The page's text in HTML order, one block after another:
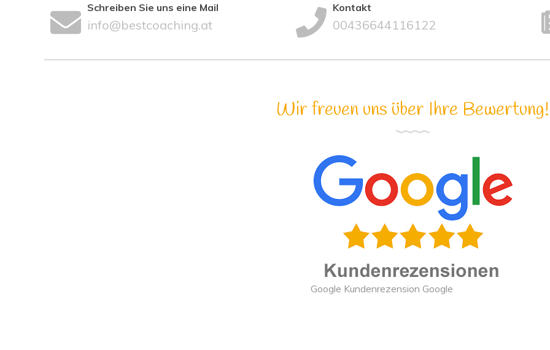
Schreiben Sie uns eine Mail
info@bestcoaching.at
Kontakt
00436644116122
Wir freuen uns über Ihre Bewertung!
Google Kundenrezension Google